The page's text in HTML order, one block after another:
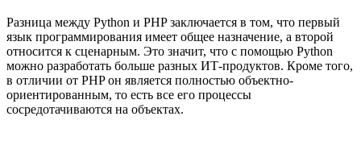
Разница между Python и PHP заключается в том, что первый
язык программирования имеет общее назначение, а второй
относится к сценарным. Это значит, что с помощью Python
можно разработать больше разных ИТ-продуктов. Кроме того,
в отличии от PHP он является полностью объектно-
ориентированным, то есть все его процессы
сосредотачиваются на объектах.